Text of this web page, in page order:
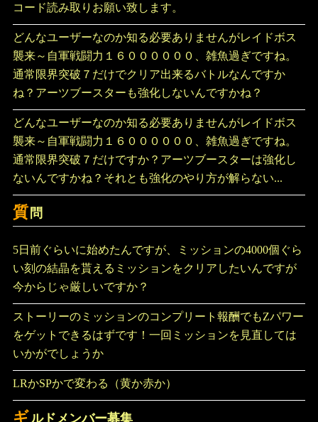
コード読み取りお願い致します。
どんなユーザーなのか知る必要ありませんがレイドボス
襲来～自軍戦闘力１６００００００、雑魚過ぎですね。
通常限界突破７だけでクリア出来るバトルなんですか
ね？アーツブースターも強化しないんですかね？
どんなユーザーなのか知る必要ありませんがレイドボス
襲来～自軍戦闘力１６００００００、雑魚過ぎですね。
通常限界突破７だけですか？アーツブースターは強化し
ないんですかね？それとも強化のやり方が解らない...
質 問
5日前ぐらいに始めたんですが、ミッションの4000個ぐら
い刻の結晶を貰えるミッションをクリアしたいんですが
今からじゃ厳しいですか？
ストーリーのミッションのコンプリート報酬でもZパワー
をゲットできるはずです！一回ミッションを見直しては
いかがでしょうか
LRかSPかで変わる（黄か赤か）
ギルドメンバー募集